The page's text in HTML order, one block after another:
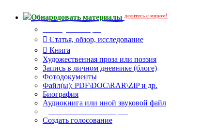
Обнародовать материалы делитесь с миром!
Статья, обзор, исследование
Книга
Художественная проза или поэзия
Запись в личном дневнике (блоге)
Фотодокументы
Файл(ы): PDF\DOC\RAR\ZIP и др.
Биография
Аудиокнига или иной звуковой файл
Создать голосование